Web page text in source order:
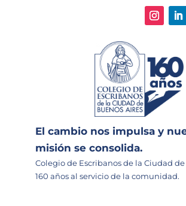
El cambio nos impulsa y
misión se consolida.
Colegio de Escribanos de la Ciudad de
160 años al servicio de la comunidad.